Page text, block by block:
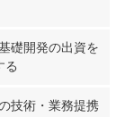
礎開発の出資を
る
技術・業務提携